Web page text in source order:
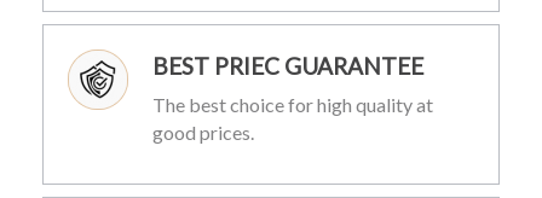
BEST PRIEC GUARANTEE
The best choice for high quality at
good prices.